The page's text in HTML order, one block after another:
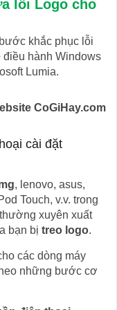
lỗi Logo cho
khắc phục lỗi
điều hành Windows
Lumia.
CoGiHay.com
cài đặt
, lenovo, asus,
Touch, v.v. trong
xuyên xuất
bạn bị treo logo.
các dòng máy
những bước cơ